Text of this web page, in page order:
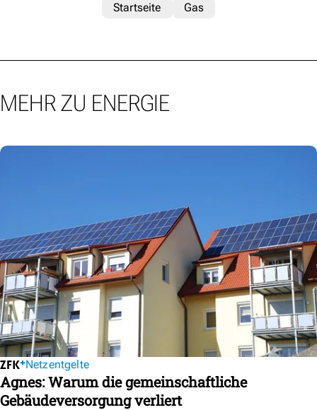
Startseite
Gas
MEHR ZU ENERGIE
Netzentgelte
Agnes: Warum die gemeinschaftliche
Gebäudeversorgung verliert